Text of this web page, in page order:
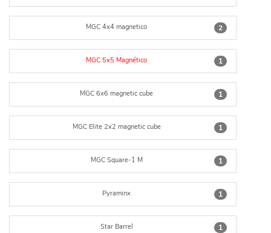
2
MGC 4x4 magnetico
1
MGC 5x5 Magnético
1
MGC 6x6 magnetic cube
1
MGC Elite 2x2 magnetic cube
1
MGC Square-1 M
1
Pyraminx
1
Star Barrel